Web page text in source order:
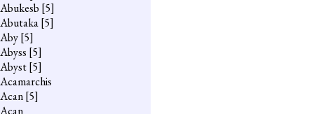
Abukesb [5]
Abutaka[5]
Aby[5]
Abyss [5]
Abyst[5]
Acamarchis
Acan[5]
Acan